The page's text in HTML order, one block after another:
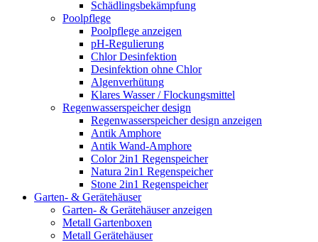
Schädlingsbekämpfung
Poolpflege
Poolpflege anzeigen
pH-Regulierung
Chlor Desinfektion
Desinfektion ohne Chlor
Algenverhütung
Klares Wasser / Flockungsmittel
Regenwasserspeicher design
Regenwasserspeicher design anzeigen
Antik Amphore
Antik Wand-Amphore
Color 2in1 Regenspeicher
Natura 2in1 Regenspeicher
Stone 2in1 Regenspeicher
Garten- & Gerätehäuser
Garten- & Gerätehäuser anzeigen
Metall Gartenboxen
Metall Gerätehäuser